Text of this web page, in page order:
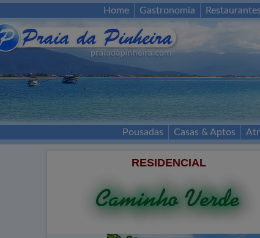
Home Gastronomia Restaurantes
Pousadas Casas & Aptos
RESIDENCIAL